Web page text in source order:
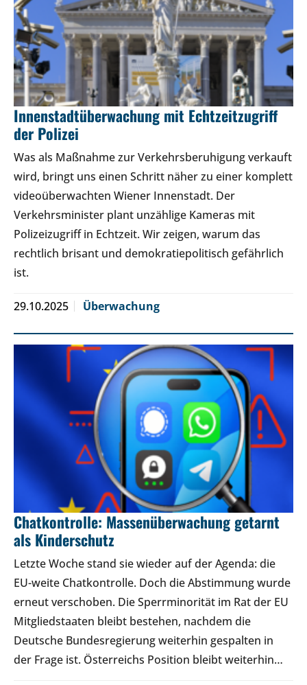
Innenstadtüberwachung mit Echtzeitzugriff
der Polizei
Was als Maßnahme zur Verkehrsberuhigung verkauft
wird, bringt uns einen Schritt näher zu einer komplett
videoüberwachten Wiener Innenstadt. Der
Verkehrsminister plant unzählige Kameras mit
Polizeizugriff in Echtzeit. Wir zeigen, warum das
rechtlich brisant und demokratiepolitisch gefährlich
ist.
29.10.2025 Überwachung
Chatkontrolle: Massenüberwachung getarnt
als Kinderschutz
Letzte Woche stand sie wieder auf der Agenda: die
EU-weite Chatkontrolle. Doch die Abstimmung wurde
erneut verschoben. Die Sperrminorität im Rat der EU
Mitgliedstaaten bleibt bestehen, nachdem die
Deutsche Bundesregierung weiterhin gespalten in
der Frage ist. Österreichs Position bleibt weiterhin…